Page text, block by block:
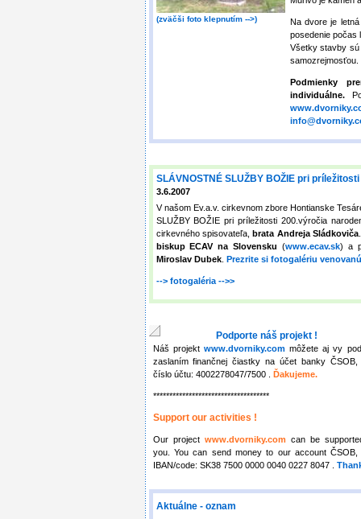
(zväčši foto klepnutím -->)
Na dvore je
posedenie počas
Všetky stavby
samozrejmosťou.
Podmienky
individuálne.
SLÁVNOSTNÉ SLUŽBY BOŽIE pri
3.6.2007
V našom Ev.a.v. cirkevnom zbore Hontianske
SLUŽBY BOŽIE pri príležitosti 200.výročia
cirkevného spisovateľa,brata Andreja Sládkoviča
biskup ECAV na Slovensku (www.ecav.sk) a
Miroslav Dubek. Prezrite si fotogalériu
--> fotogaléria -->>
Podporte náš projekt !
Náš projekt www.dvorniky.commôžete aj vy
zaslaním finančnej čiastky na účet banky ČSOB,
číslo účtu: 4002278047/7500 . Ďakujeme.
************************************
Support our activities !
Our project www.dvorniky.com can be
you. You can send money to our account ČSOB,
IBAN/code: SK38 7500 0000 0040 0227 8047 .
Aktuálne - oznam